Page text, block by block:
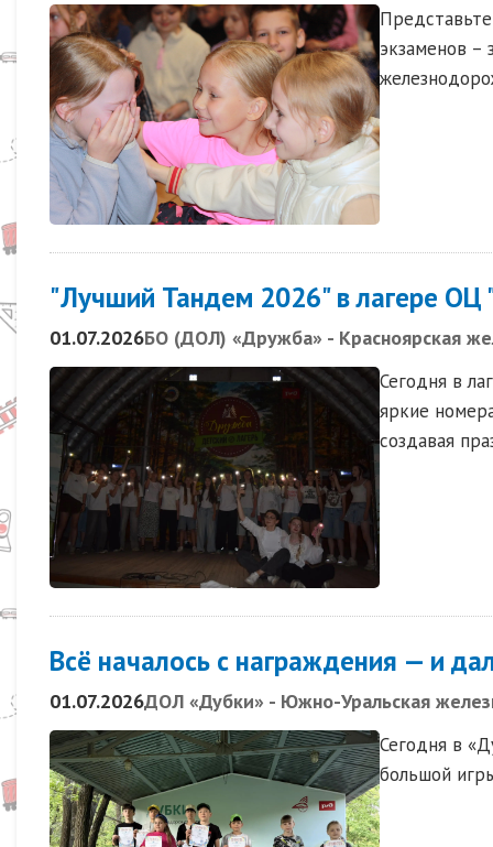
экзаменов
"Лучший Тандем 2026" в лагере
01.07.2026БО (ДОЛ) «Дружба» - Красноярская
Сегодня в
яркие
создавая
Всё началось с награждения — и
01.07.2026ДОЛ «Дубки» - Южно-Уральская
Сегодня в
большой